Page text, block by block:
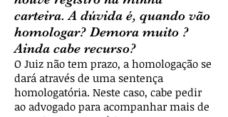
carteira. A dúvida é, quando vão
homologar? Demora muito ?
Ainda cabe recurso?
O Juiz não tem prazo, a homologação se
dará através de uma sentença
homologatória. Neste caso, cabe pedir
ao advogado para acompanhar mais de